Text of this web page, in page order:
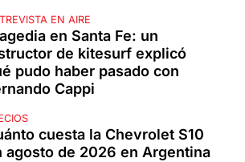
EN AIRE
en Santa Fe: un
de kitesurf explicó
pudo haber pasado con
Cappi
cuesta la Chevrolet S10
agosto de 2026 en Argentina